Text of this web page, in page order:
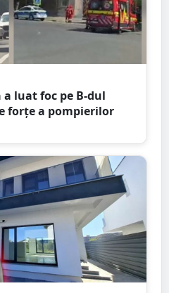
a luat foc pe B-dul
forțe a pompierilor